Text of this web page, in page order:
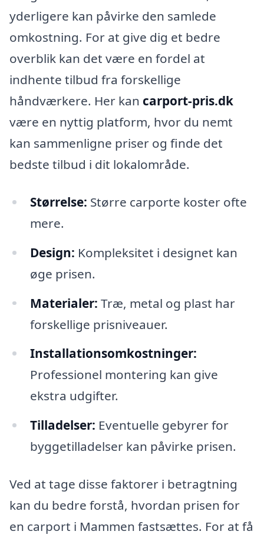
yderligere kan påvirke den samlede
omkostning. For at give dig et bedre
overblik kan det være en fordel at
indhente tilbud fra forskellige
håndværkere. Her kan carport-pris.dk
være en nyttig platform, hvor du nemt
kan sammenligne priser og finde det
bedste tilbud i dit lokalområde.
Størrelse: Større carporte koster ofte
mere.
Design: Kompleksitet i designet kan
øge prisen.
Materialer: Træ, metal og plast har
forskellige prisniveauer.
Installationsomkostninger:
Professionel montering kan give
ekstra udgifter.
Tilladelser: Eventuelle gebyrer for
byggetilladelser kan påvirke prisen.
Ved at tage disse faktorer i betragtning
kan du bedre forstå, hvordan prisen for
en carport i Mammen fastsættes. For at få